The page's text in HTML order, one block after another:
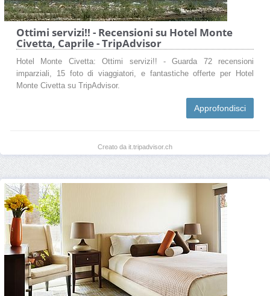
Ottimi servizi!! - Recensioni su Hotel Monte
Civetta, Caprile - TripAdvisor
Hotel Monte Civetta: Ottimi servizi!! - Guarda 72 recensioni
imparziali, 15 foto di viaggiatori, e fantastiche offerte per Hotel
Monte Civetta su TripAdvisor.
Approfondisci
Creato da it.tripadvisor.ch